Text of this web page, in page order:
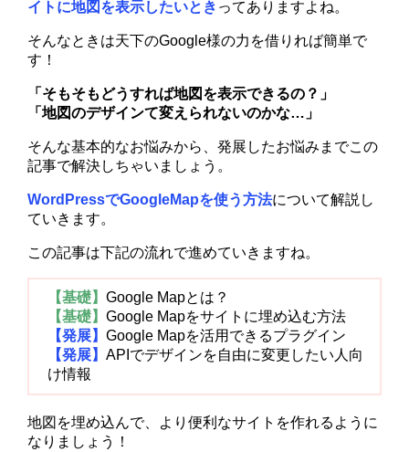
イトに地図を表示したいとき ってありますよね。
そんなときは天下のGoogle様の力を借りれば簡単で
す！
「そもそもどうすれば地図を表示できるの？」
「地図のデザインて変えられないのかな…」
そんな基本的なお悩みから、発展したお悩みまでこの
記事で解決しちゃいましょう。
WordPressでGoogleMapを使う方法について解説し
ていきます。
この記事は下記の流れで進めていきますね。
【基礎】Google Mapとは？
【基礎】Google Mapをサイトに埋め込む方法
【発展】Google Mapを活用できるプラグイン
【発展】APIでデザインを自由に変更したい人向
け情報
地図を埋め込んで、より便利なサイトを作れるように
なりましょう！